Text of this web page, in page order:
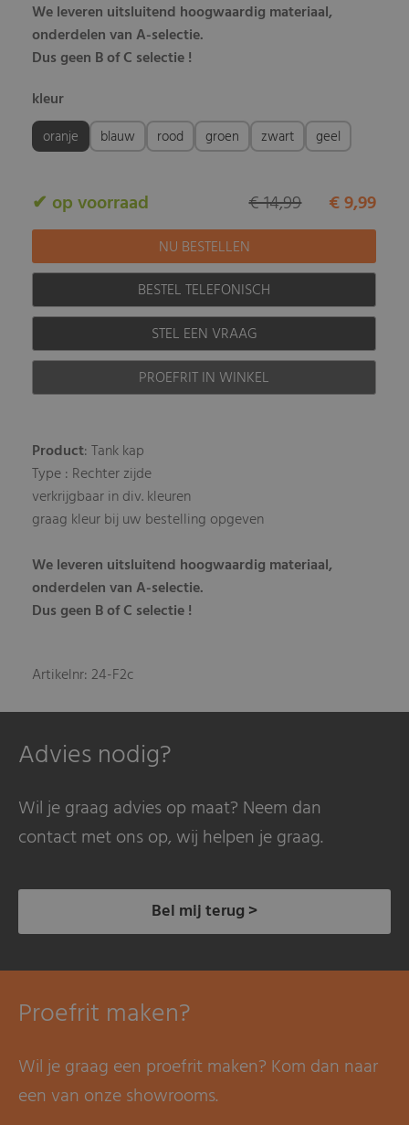
We leveren uitsluitend hoogwaardig materiaal,
onderdelen van A-selectie.
Dus geen B of C selectie !
kleur
oranje blauw rood groen zwart geel
✔ op voorraad € 9,99
€ 14,99
BESTEL TELEFONISCH
STEL EEN VRAAG
PROEFRIT IN WINKEL
Product: Tank kap
Type : Rechter zijde
verkrijgbaar in div. kleuren
graag kleur bij uw bestelling opgeven
We leveren uitsluitend hoogwaardig materiaal,
onderdelen van A-selectie.
Dus geen B of C selectie !
Artikelnr: 24-F2c
Advies nodig?
Wil je graag advies op maat? Neem dan
contact met ons op, wij helpen je graag.
Bel mij terug >
Proefrit maken?
Wil je graag een proefrit maken? Kom dan naar
een van onze showrooms.